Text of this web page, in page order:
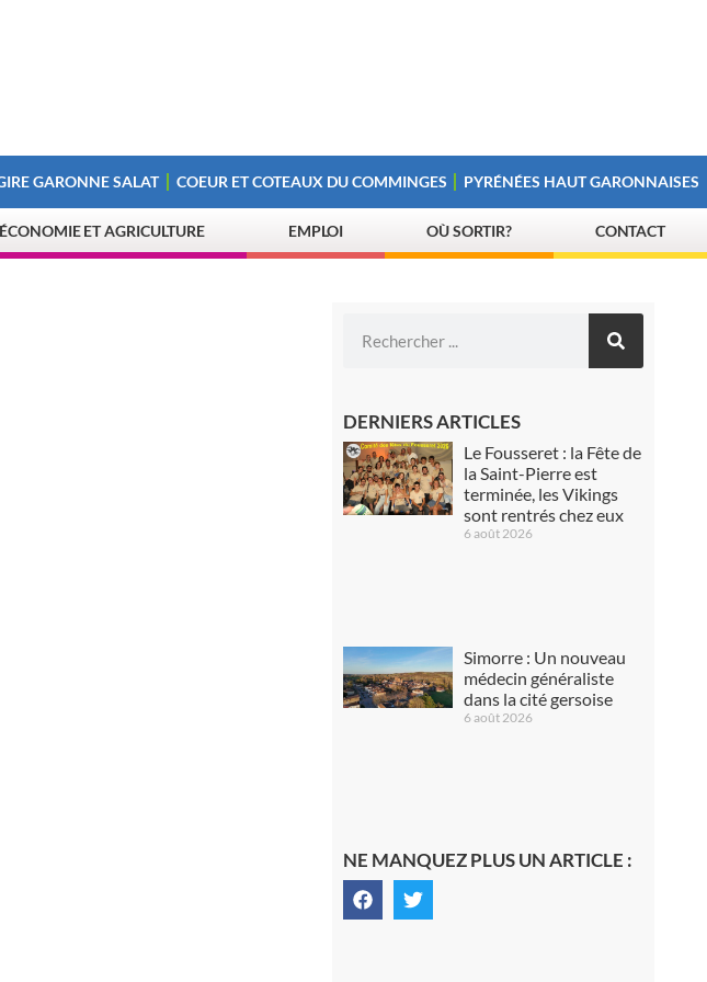
GARONNE SALAT COEUR ET COTEAUX DU COMMINGES PYRÉNÉES HAUT GARONNAISES
ÉCONOMIE ET AGRICULTURE EMPLOI OÙ SORTIR? CONTACT
DERNIERS ARTICLES
Le Fousseret : la Fête de
la Saint-Pierre est
terminée, les Vikings
sont rentrés chez eux
6 août 2026
Simorre : Un nouveau
médecin généraliste
dans la cité gersoise
6 août 2026
NE MANQUEZ PLUS UN ARTICLE :